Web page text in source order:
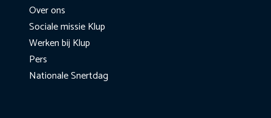
Over ons
Sociale missie Klup
Werken bij Klup
Pers
Nationale Snertdag